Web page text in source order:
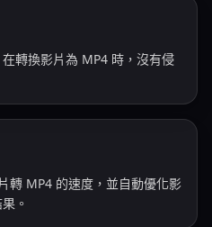
轉換影片為 MP4 時，沒有侵
轉 MP4 的速度，並自動優化影
。